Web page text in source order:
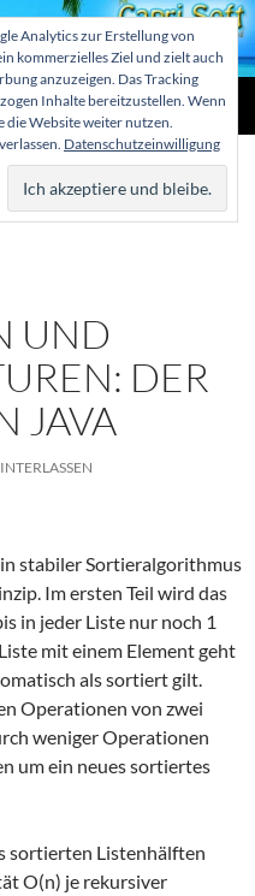
MENÜ
UND
DER
JAVA
stabiler Sortieralgorithmus
Im ersten Teil wird das
in jeder Liste nur noch 1
mit einem Element geht
als sortiert gilt.
Operationen von zwei
weniger Operationen
um ein neues sortiertes
sortierten Listenhälften
O(n) je rekursiver
Analytics zur Erstellung von
kommerzielles Ziel und zielt auch
anzuzeigen. Das Tracking
Inhalte bereitzustellen. Wenn
die Website weiter nutzen.
Datenschutzeinwilligung